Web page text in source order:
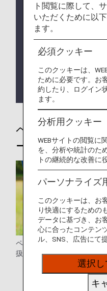
ANAでは、5月1日
ージに保冷剤、給水
ております。ただし
は数に限りがござい
ただきますよう、ご
日本エアコミュータ
便をご利用の際は各
ペットをお連れ
ートについて
ペットのみを航空貨物とし
扱いが異なります。
ペットのみを航空貨物
の動物（ペット）輸送
ト閲覧に際して、
いただくために以
ます。
必須クッキー
このクッキーは、
ために必要です。お
約したり、ログイン
ます。
分析用クッキー
WEBサイトの閲覧に
を、分析や統計のた
トの継続的な改善に
パーソナライズ
このクッキーは、お
り快適にするための
データに基づき、お
心に合ったコンテン
ル、SNS、広告にて
選択し
キ